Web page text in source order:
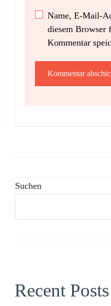
Name, E-Mail-
diesem Browser
Kommentar
Suchen
Recent Posts